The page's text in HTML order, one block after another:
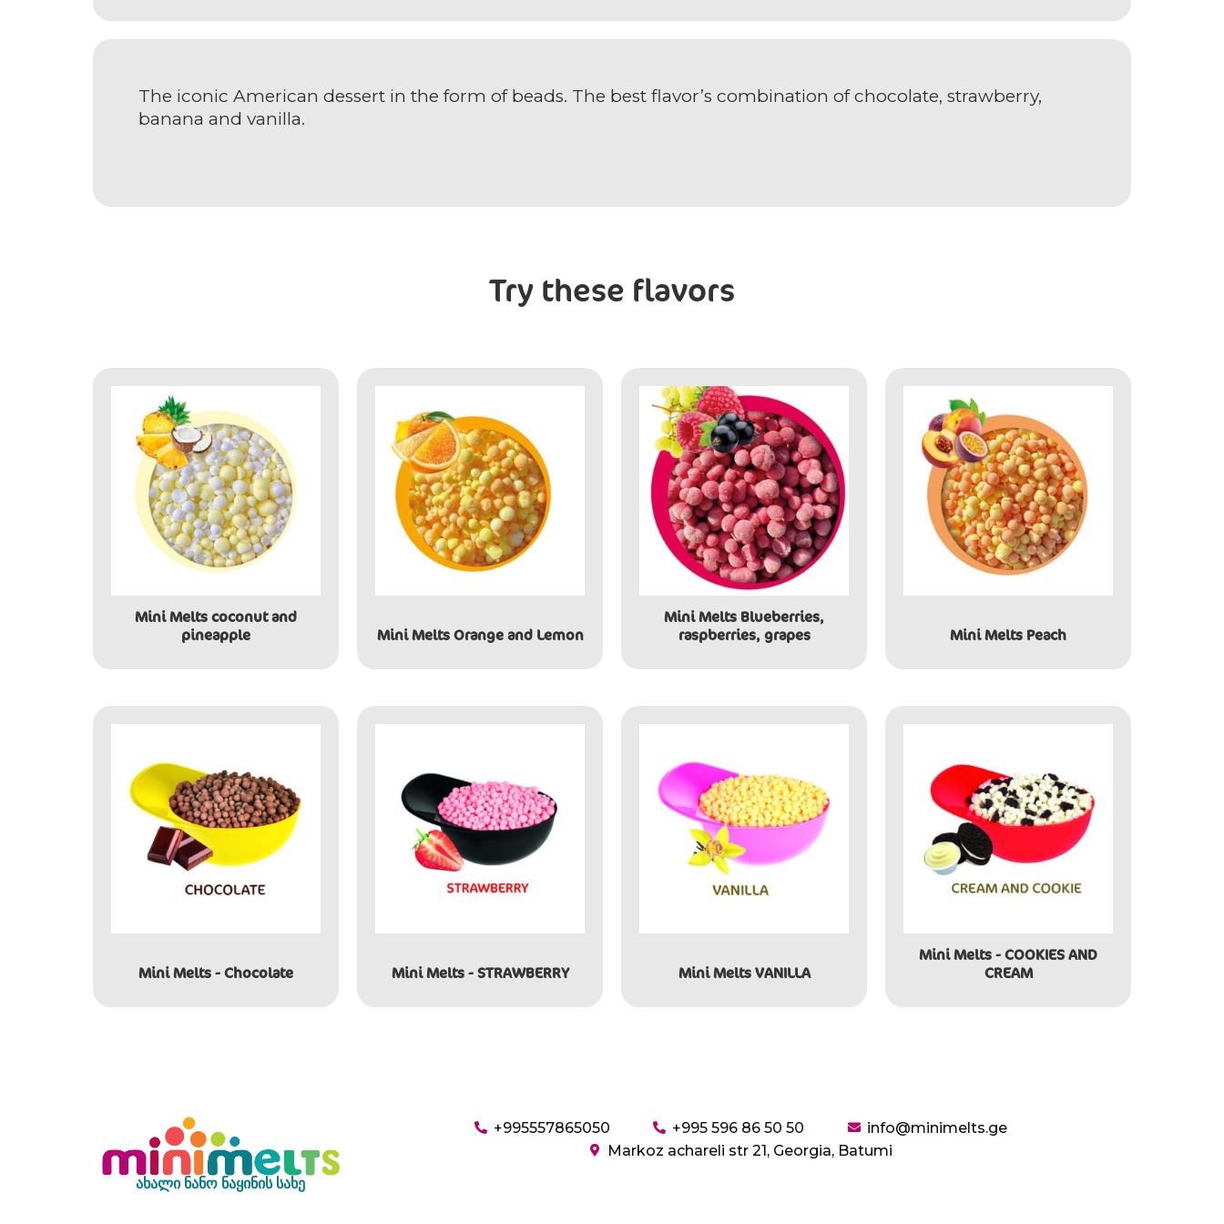
The iconic American dessert in the form of beads. The best flavor’s combination of chocolate, strawberry,
banana and vanilla.
Try these flavors
Mini Melts coconut and
pineapple
Mini Melts Orange and Lemon
Mini Melts Blueberries,
raspberries, grapes
Mini Melts Peach
Mini Melts - Chocolate Mini Melts - STRAWBERRY Mini Melts VANILLA
Mini Melts - COOKIES AND
CREAM
ახალი ნანო ნაყინის სახე
+995557865050 +995 596 86 50 50
info@minimelts.ge
Markoz achareli str 21, Georgia, Batumi